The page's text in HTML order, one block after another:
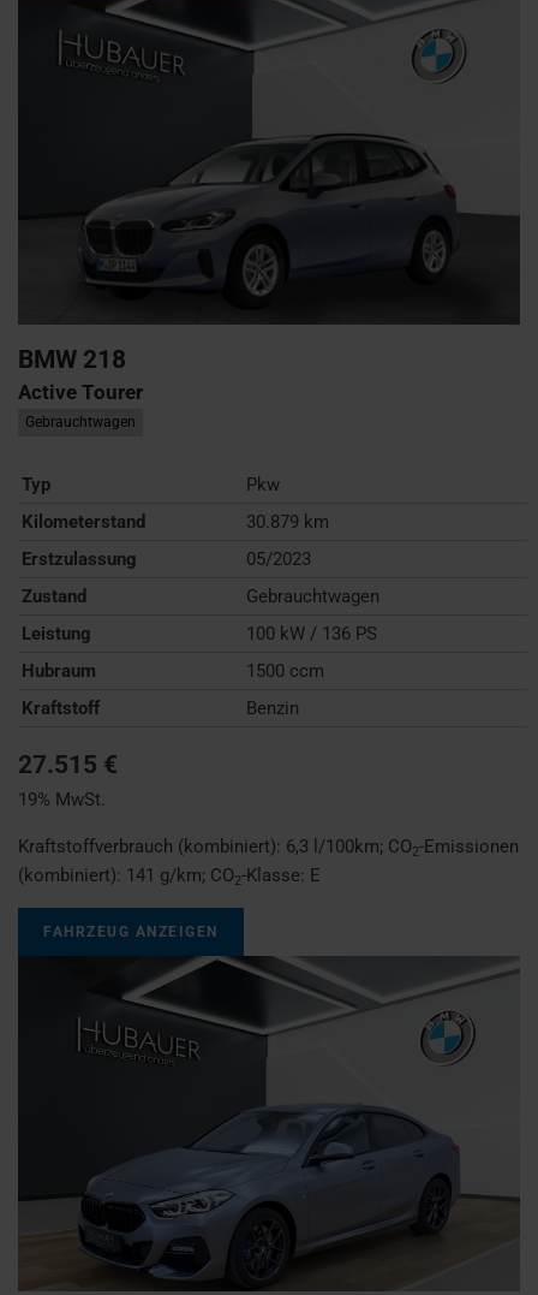
BMW 218
Active Tourer
Gebrauchtwagen
Typ
Pkw
Kilometerstand
30.879 km
Erstzulassung
05/2023
Zustand
Gebrauchtwagen
Leistung
100 kW / 136 PS
Hubraum
1500 ccm
Kraftstoff
Benzin
27.515 €
19% MwSt.
Kraftstoffverbrauch (kombiniert): 6,3 l/100km; CO2-Emissionen
(kombiniert): 141 g/km; CO2-Klasse: E
FAHRZEUG ANZEIGEN